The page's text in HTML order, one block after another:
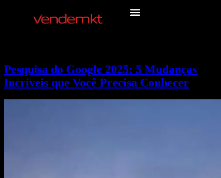
Pesquisa do Google 2025: 5 Mudanças
Incríveis que Você Precisa Conhecer